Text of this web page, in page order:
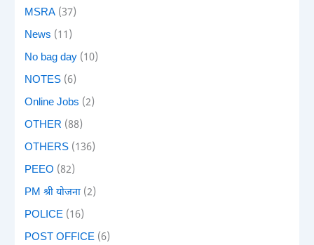
MSRA (37)
News (11)
No bag day (10)
NOTES (6)
Online Jobs (2)
OTHER (88)
OTHERS (136)
PEEO (82)
PM श्री योजना (2)
POLICE (16)
POST OFFICE (6)